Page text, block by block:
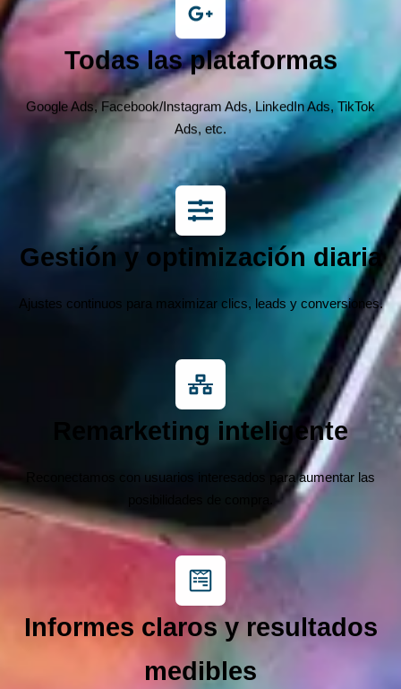
Todas las plataformas
Google Ads, Facebook/Instagram Ads, LinkedIn Ads, TikTok
Ads, etc.
Gestión y optimización diaria
Ajustes continuos para maximizar clics, leads y conversiones.
Remarketing inteligente
Reconectamos con usuarios interesados para aumentar las
Informes claros y resultados
medibles